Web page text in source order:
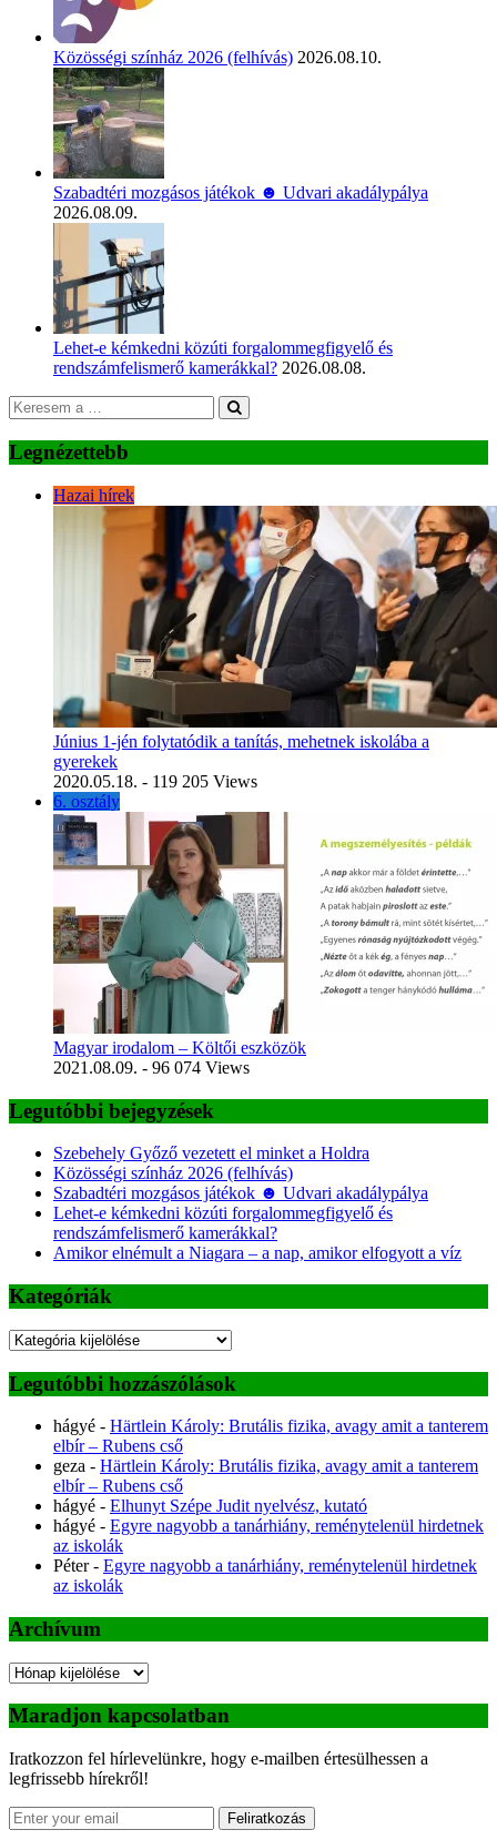
Közösségi színház 2026 (felhívás) 2026.08.10.
Szabadtéri mozgásos játékok ☻ Udvari akadálypálya
2026.08.09.
Lehet-e kémkedni közúti forgalommegfigyelő és
rendszámfelismerő kamerákkal? 2026.08.08.
Legnézettebb
Hazai hírek
Június 1-jén folytatódik a tanítás, mehetnek iskolába a
gyerekek
2020.05.18. - 119 205 Views
6. osztály
Magyar irodalom – Költői eszközök
2021.08.09. - 96 074 Views
Legutóbbi bejegyzések
Szebehely Győző vezetett el minket a Holdra
Közösségi színház 2026 (felhívás)
Szabadtéri mozgásos játékok ☻ Udvari akadálypálya
Lehet-e kémkedni közúti forgalommegfigyelő és
rendszámfelismerő kamerákkal?
Amikor elnémult a Niagara – a nap, amikor elfogyott a víz
Kategóriák
Kategóriák
Legutóbbi hozzászólások
hágyé - Härtlein Károly: Brutális fizika, avagy amit a tanterem
elbír – Rubens cső
geza - Härtlein Károly: Brutális fizika, avagy amit a tanterem
elbír – Rubens cső
hágyé - Elhunyt Szépe Judit nyelvész, kutató
hágyé - Egyre nagyobb a tanárhiány, reménytelenül hirdetnek
az iskolák
Péter- Egyre nagyobb a tanárhiány, reménytelenül hirdetnek
az iskolák
Archívum
Archívum
Maradjon kapcsolatban
Iratkozzon fel hírlevelünkre, hogy e-mailben értesülhessen a
legfrissebb hírekről!
Feliratkozás